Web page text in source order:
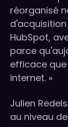
réorganisé
HubSpot,
parce
efficace
internet. »
Julien
au niveau